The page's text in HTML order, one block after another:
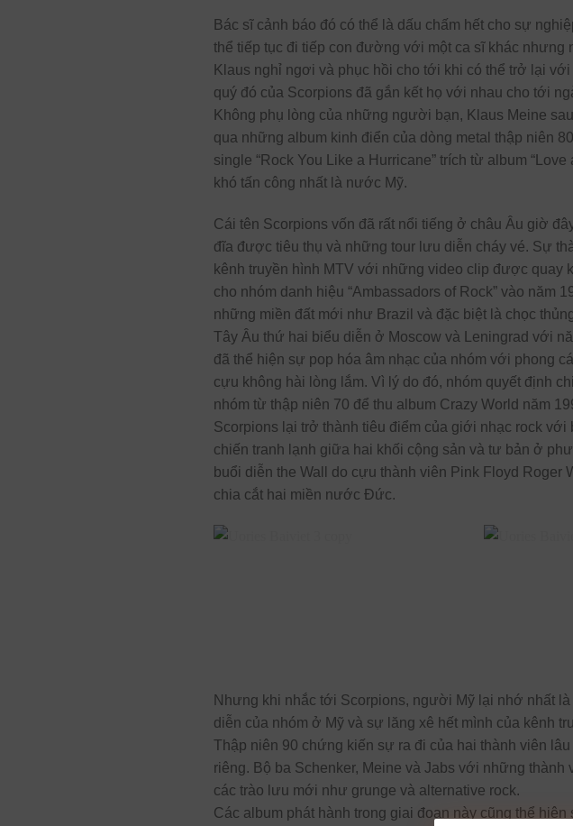
Bác sĩ cảnh báo đó có thể là dấu chấm hết cho sự
thể tiếp tục đi tiếp con đường với một ca sĩ khác
Klaus nghỉ ngơi và phục hồi cho tới khi có thể trở lại
quý đó của Scorpions đã gắn kết họ với nhau cho tới
Không phụ lòng của những người bạn, Klaus Meine
qua những album kinh điển của dòng metal thập niên
single “Rock You Like a Hurricane” trích từ album
khó tấn công nhất là nước Mỹ.
Cái tên Scorpions vốn đã rất nổi tiếng ở châu Âu giờ
đĩa được tiêu thụ và những tour lưu diễn cháy vé. Sự
kênh truyền hình MTV với những video clip được quay
cho nhóm danh hiệu “Ambassadors of Rock” vào năm
những miền đất mới như Brazil và đặc biệt là chọc
Tây Âu thứ hai biểu diễn ở Moscow và Leningrad với
đã thể hiện sự pop hóa âm nhạc của nhóm với phong
cựu không hài lòng lắm. Vì lý do đó, nhóm quyết định
nhóm từ thập niên 70 để thu album Crazy World năm
Scorpions lại trở thành tiêu điểm của giới nhạc rock
chiến tranh lạnh giữa hai khối cộng sản và tư bản ở
buổi diễn the Wall do cựu thành viên Pink Floyd
chia cắt hai miền nước Đức.
Nhưng khi nhắc tới Scorpions, người Mỹ lại nhớ nhất
diễn của nhóm ở Mỹ và sự lăng xê hết mình của kênh
Thập niên 90 chứng kiến sự ra đi của hai thành viên
riêng. Bộ ba Schenker, Meine và Jabs với những
các trào lưu mới như grunge và alternative rock.
Các album phát hành trong giai đoạn này cũng thể